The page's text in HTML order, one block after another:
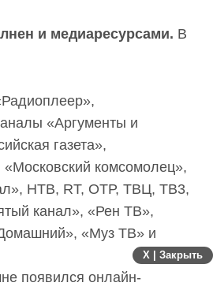
и медиаресурсами. В
«Аргументы и
газета»,
комсомолец»,
НТВ, RT, ОТР, ТВЦ, ТВ3,
канал», «Рен ТВ»,
«Муз ТВ» и
появился онлайн-
X | Закрыть